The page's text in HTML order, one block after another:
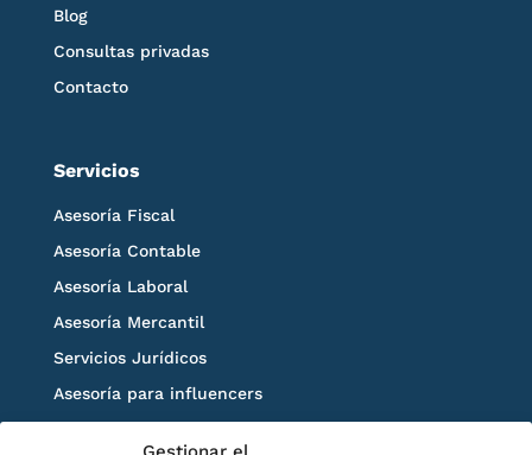
Blog
Consultas privadas
Contacto
Servicios
Asesoría Fiscal
Asesoría Contable
Asesoría Laboral
Asesoría Mercantil
Servicios Jurídicos
Asesoría para influencers